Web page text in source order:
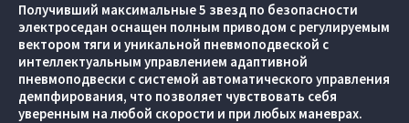
Получивший максимальные 5 звезд по безопасности
электроседан оснащен полным приводом с регулируемым
вектором тяги и уникальной пневмоподвеской с
интеллектуальным управлением адаптивной
пневмоподвески с системой автоматического управления
демпфирования, что позволяет чувствовать себя
уверенным на любой скорости и при любых маневрах.